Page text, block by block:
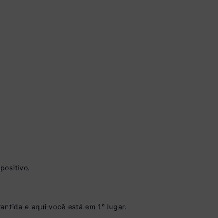
à vista no Boleto
e aqui você está em 1° lugar.